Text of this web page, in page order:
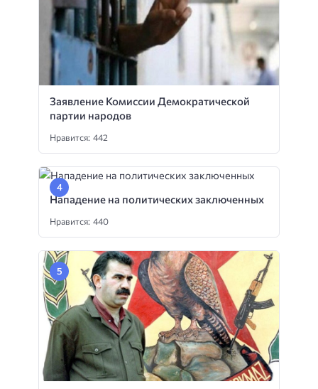
Заявление Комиссии Демократической
партии народов
Нравится: 442
Нападение на политических заключенных
Нравится: 440